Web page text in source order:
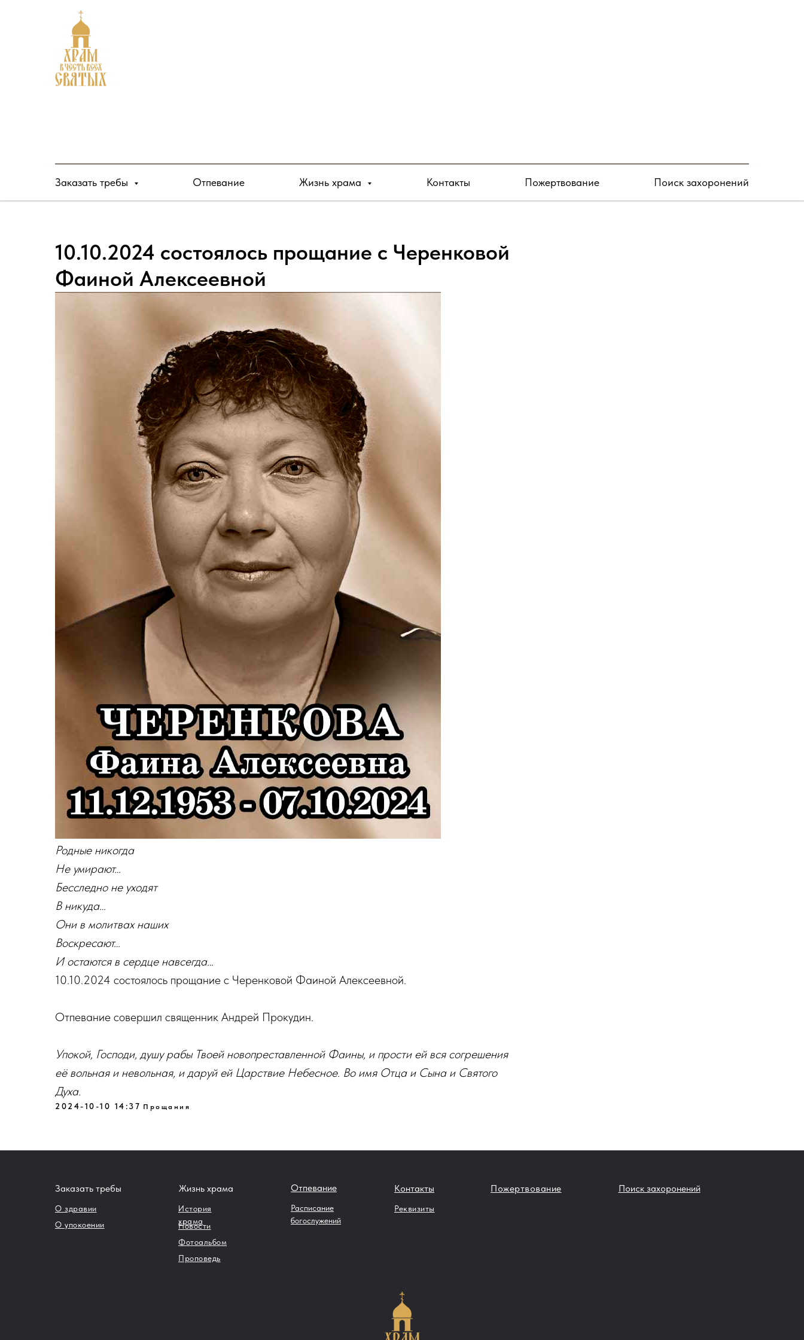
Заказать требы Отпевание Жизнь храма Контакты Пожертвование Поиск захоронений
10.10.2024 состоялось прощание с Черенковой
Фаиной Алексеевной
Родные никогда
Не умирают…
Бесследно не уходят
В никуда…
Они в молитвах наших
Воскресают…
И остаются в сердце навсегда…
10.10.2024 состоялось прощание с Черенковой Фаиной Алексеевной.
Отпевание совершил священник Андрей Прокудин.
Упокой, Господи, душу рабы Твоей новопреставленной Фаины, и прости ей вся согрешения
её вольная и невольная, и даруй ей Царствие Небесное. Во имя Отца и Сына и Святого
Духа.
2024-10-10 14:37 Прощания
Заказать требы
О здравии
О упокоении
Жизнь храма
Проповедь
История
храма
Новости
Контакты
Реквизиты
Поиск захоронений
Пожертвование
Фотоальбом
Расписание
богослужений
Отпевание